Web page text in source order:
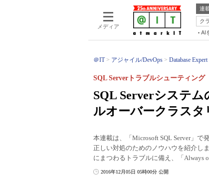
メディア
連
ク
AI
＠IT アジャイル/DevOps Database Expert
SQL Serverシステム
ルオーバークラスタ
SQL Serverトラブルシューティング
本連載は、「Microsoft SQL Server」で
正しい対処のためのノウハウを紹介し
にまつわるトラブルに備え、「Always
2016年12月05日 05時00分 公開